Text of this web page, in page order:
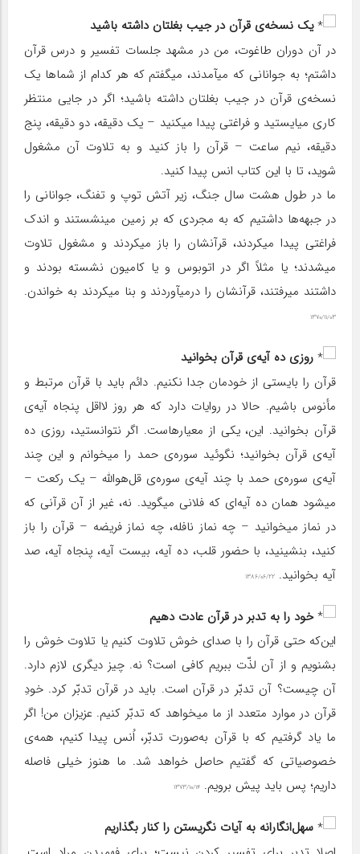
یک نسخه‌ی قرآن در جیب بغلتان داشته باشید
در آن دوران طاغوت، من در مشهد جلسات تفسیر و درس قرآن
داشتم؛ به جوانانی که میآمدند، میگفتم که هر کدام از شماها یک
نسخه‌ی قرآن در جیب بغلتان داشته باشید؛ اگر در جایی منتظر
کاری میایستید و فراغتی پیدا میکنید – یک دقیقه، دو دقیقه، پنج
دقیقه، نیم ساعت – قرآن را باز کنید و به تلاوت آن مشغول
شوید، تا با این کتاب انس پیدا کنید.
ما در طول هشت سال جنگ، زیر آتش توپ و تفنگ، جوانانی را
در جبهه‌ها داشتیم که به مجردی که بر زمین مینشستند و اندک
فراغتی پیدا میکردند، قرآنشان را باز میکردند و مشغول تلاوت
میشدند؛ یا مثلاً اگر در اتوبوس و یا کامیون نشسته بودند و
داشتند میرفتند، قرآنشان را درمیآوردند و بنا میکردند به خواندن.
۱۳۷۰/۱۱/۰۳
روزی ده آیه‌‌ی قرآن بخوانید
قرآن را بایستی از خودمان جدا نکنیم. دائم باید با قرآن مرتبط و
مأنوس باشیم. حالا در روایات دارد که هر روز لااقل پنجاه آیه‌ی
قرآن بخوانید. این، یکی از معیارهاست. اگر نتوانستید، روزی ده
آیه‌ی قرآن بخوانید؛ نگوئید سوره‌ی حمد را میخوانم و این چند
آیه‌ی سوره‌ی حمد با چند آیه‌ی سوره‌ی قل‌هواللَّه – یک رکعت –
میشود همان ده آیه‌ای که فلانی میگوید. نه، غیر از آن قرآنی که
در نماز میخوانید – چه نماز نافله، چه نماز فریضه – قرآن را باز
کنید، بنشینید، با حضور قلب، ده آیه، بیست آیه، پنجاه آیه، صد
آیه بخوانید.‌ ۱۳۸۶/۰۶/۲۲
خود را به تدبر در قرآن عادت دهیم
این‌که حتی قرآن را با صدای خوش تلاوت کنیم یا تلاوت خوش را
بشنویم و از آن لذّت ببریم کافی است؟ نه. چیز دیگری لازم دارد.
آن چیست؟ آن تدبّر در قرآن است. باید در قرآن تدبّر کرد. خودِ
قرآن در موارد متعدد از ما میخواهد که تدبّر کنیم. عزیزان من! اگر
ما یاد گرفتیم که با قرآن به‌صورت تدبّر، اُنس پیدا کنیم، همه‌ی
خصوصیاتی که گفتیم حاصل خواهد شد. ما هنوز خیلی فاصله
داریم؛ پس باید پیش برویم. ۱۳۷۳/۱۰/۱۴
سهل‌انگارانه به آیات نگریستن را کنار بگذاریم